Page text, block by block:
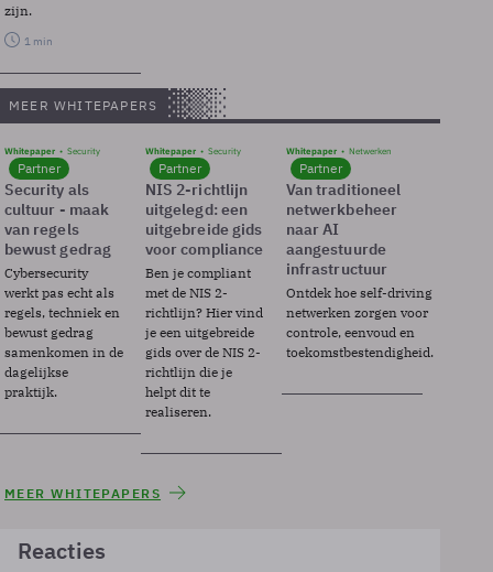
zijn.
1 min
MEER WHITEPAPERS
Whitepaper Security
Partner
Security als
cultuur - maak
van regels
bewust gedrag
Cybersecurity
werkt pas echt als
regels, techniek en
bewust gedrag
samenkomen in de
dagelijkse
praktijk.
Whitepaper Security
Partner
NIS 2-richtlijn
uitgelegd: een
uitgebreide gids
voor compliance
Ben je compliant
met de NIS 2-
richtlijn? Hier vind
je een uitgebreide
gids over de NIS 2-
richtlijn die je
helpt dit te
realiseren.
Whitepaper Netwerken
Partner
Van traditioneel
netwerkbeheer
naar AI
aangestuurde
infrastructuur
Ontdek hoe self-driving
netwerken zorgen voor
controle, eenvoud en
toekomstbestendigheid.
MEER WHITEPAPERS
Reacties